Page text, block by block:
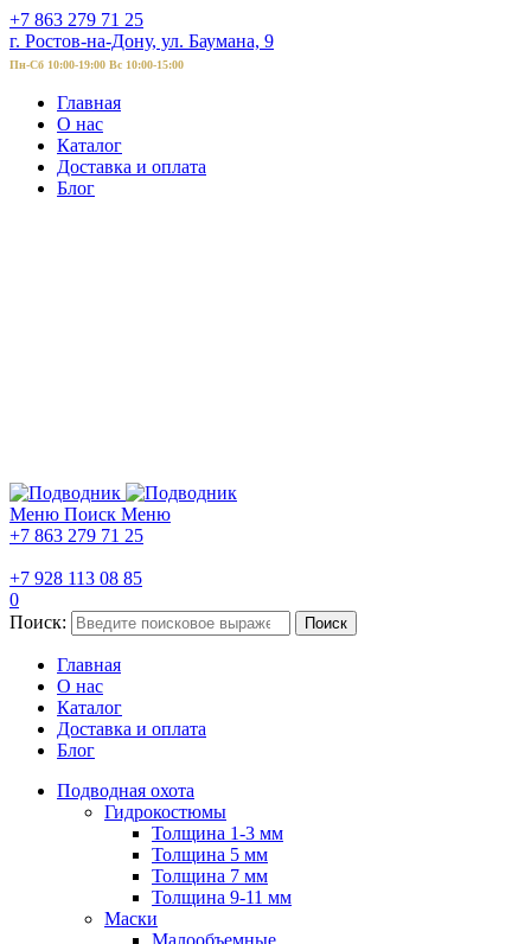
+7 863 279 71 25
г. Ростов-на-Дону, ул. Баумана, 9
Пн-Сб 10:00-19:00 Вс 10:00-15:00
Главная
О нас
Каталог
Доставка и оплата
Блог
Меню Поиск Меню
+7 863 279 71 25
+7 928 113 08 85
0
Поиск:
Поиск
Главная
О нас
Каталог
Доставка и оплата
Блог
Подводная охота
Гидрокостюмы
Толщина 1-3 мм
Толщина 5 мм
Толщина 7 мм
Толщина 9-11 мм
Маски
Малообъемные